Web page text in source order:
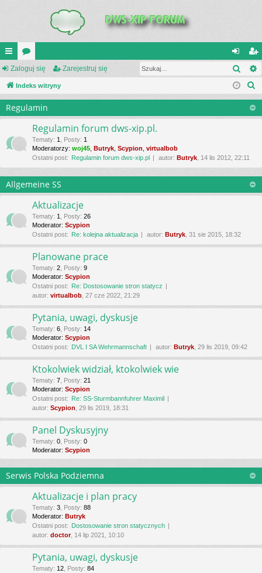
UI
C
K
_L
IN
or
a
al
og
si
ar
ej
es
tru
Zaloguj się Zarejestruj się
Indeks witryny
Regulamin
Regulamin forum dws-xip.pl.
Tematy: 1 Posty: 1
Moderatorzy: woj45 Butryk Scypion virtualbob
Ostatni post: Regulamin forum dws-xip.pl autor: Butryk , 14 lis 2012, 22:11
Allgemeine SS
Aktualizacje
Tematy: 1 Posty: 26
Moderator: Scypion
Ostatni post: Re: kolejna aktualizacja autor: Butryk , 31 sie 2015, 18:32
Planowane prace
Tematy: 2 Posty: 9
Moderator: Scypion
Ostatni post: Re: Dostosowanie stron statycz
autor: virtualbob , 27 cze 2022, 21:29
Pytania, uwagi, dyskusje
Tematy: 6 Posty: 14
Moderator: Scypion
Ostatni post: DVL I SA Wehrmannschaft autor: Butryk , 29 lis 2019, 09:42
Ktokolwiek widział, ktokolwiek wie
Tematy: 7 Posty: 21
Moderator: Scypion
Ostatni post: Re: SS-Sturmbannfuhrer Maximil
autor: Scypion , 29 lis 2019, 18:31
Panel Dyskusyjny
Tematy: 0 Posty: 0
Moderator: Scypion
Serwis Polska Podziemna
Aktualizacje i plan pracy
Tematy: 3 Posty: 88
Moderator: Butryk
Ostatni post: Dostosowanie stron statycznych
autor: doctor, 14 lip 2021, 10:10
Pytania, uwagi, dyskusje
Tematy: 12 Posty: 84